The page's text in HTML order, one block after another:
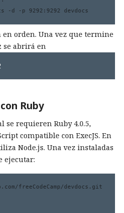
-d -p 9292:9292 devdocs
en orden. Una vez que termine
se abrirá en
Ruby
se requieren Ruby 4.0.5,
compatible con ExecJS. En
Node.js. Una vez instaladas
ejecutar:
freeCodeCamp/devdocs.git